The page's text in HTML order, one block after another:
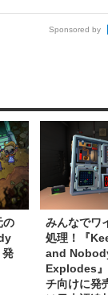
Sponsored by
の
みんなでワ
処理！『
and
Explodes
チ向けに発